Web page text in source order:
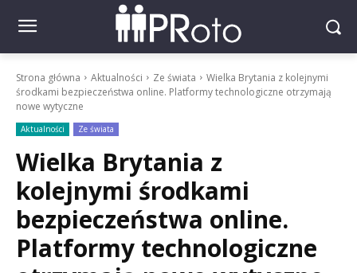
Strona główna Aktualności Ze świata
Wielka Brytania z kolejnymi
środkami bezpieczeństwa online. Platformy technologiczne otrzymają
nowe wytyczne
Aktualności Ze świata
Wielka Brytania z
kolejnymi środkami
bezpieczeństwa online.
Platformy technologiczne